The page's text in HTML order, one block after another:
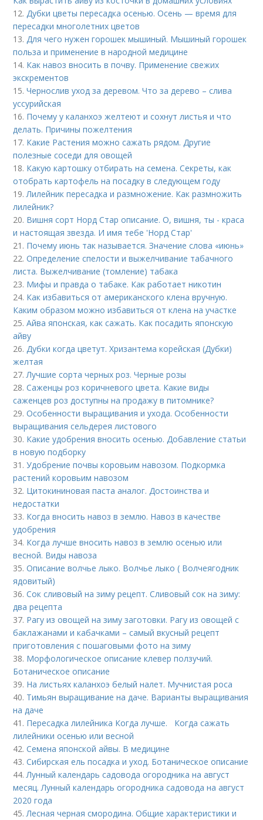
12.Дубки цветы пересадка осенью. Осень — время для
пересадки многолетних цветов
13.Для чего нужен горошек мышиный. Мышиный горошек
польза и применение в народной медицине
14. Как навоз вносить в почву. Применение свежих
экскрементов
15.Чернослив уход за деревом. Что за дерево – слива
уссурийская
16. Почему у каланхоэ желтеют и сохнут листья и что
делать. Причины пожелтения
17. Какие Растения можно сажать рядом. Другие
полезные соседи для овощей
18. Какую картошку отбирать на семена. Секреты, как
отобрать картофель на посадку в следующем году
19.Лилейник пересадка и размножение. Как размножить
лилейник?
20. Вишня сорт Норд Стар описание. О, вишня, ты - краса
и настоящая звезда. И имя тебе 'Hорд Стар'
21. Почему июнь так называется. Значение слова «июнь»
22.Определение спелости и выжелчивание табачного
листа. Выжелчивание (томление) табака
23. Мифы и правда о табаке. Как работает никотин
24. Как избавиться от американского клена вручную.
Каким образом можно избавиться от клена на участке
25.Айва японская, как сажать. Как посадить японскую
айву
26.Дубки когда цветут. Хризантема корейская (Дубки)
желтая
27.Лучшие сорта черных роз. Черные розы
28.Саженцы роз коричневого цвета. Какие виды
саженцев роз доступны на продажу в питомнике?
29.Особенности выращивания и ухода. Особенности
выращивания сельдерея листового
30. Какие удобрения вносить осенью. Добавление статьи
в новую подборку
31.Удобрение почвы коровьим навозом. Подкормка
растений коровьим навозом
32. Цитокининовая паста аналог. Достоинства и
недостатки
33. Когда вносить навоз в землю. Навоз в качестве
удобрения
34. Когда лучше вносить навоз в землю осенью или
весной. Виды навоза
35.Описание волчье лыко. Волчье лыко ( Волчеягодник
ядовитый)
36.Сок сливовый на зиму рецепт. Сливовый сок на зиму:
два рецепта
37. Рагу из овощей на зиму заготовки. Рагу из овощей с
баклажанами и кабачками – самый вкусный рецепт
приготовления с пошаговыми фото на зиму
38. Морфологическое описание клевер ползучий.
Ботаническое описание
39. На листьях каланхоэ белый налет. Мучнистая роса
40. Тимьян выращивание на даче. Варианты выращивания
на даче
41. Пересадка лилейника Когда лучше. Когда сажать
лилейники осенью или весной
42.Семена японской айвы. В медицине
43.Сибирская ель посадка и уход. Ботаническое описание
44.Лунный календарь садовода огородника на август
месяц. Лунный календарь огородника садовода на август
2020 года
45.Лесная черная смородина. Общие характеристики и